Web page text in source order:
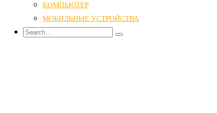
КОМПЬЮТЕР
МОБИЛЬНЫЕ УСТРОЙСТВА